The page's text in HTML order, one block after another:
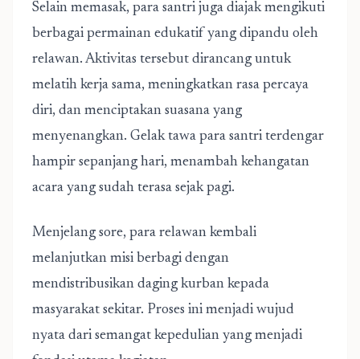
Selain memasak, para santri juga diajak mengikuti
berbagai permainan edukatif yang dipandu oleh
relawan. Aktivitas tersebut dirancang untuk
melatih kerja sama, meningkatkan rasa percaya
diri, dan menciptakan suasana yang
menyenangkan. Gelak tawa para santri terdengar
hampir sepanjang hari, menambah kehangatan
acara yang sudah terasa sejak pagi.
Menjelang sore, para relawan kembali
melanjutkan misi berbagi dengan
mendistribusikan daging kurban kepada
masyarakat sekitar. Proses ini menjadi wujud
nyata dari semangat kepedulian yang menjadi